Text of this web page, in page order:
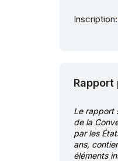
Inscription:
Le rapport
de la
par les
ans,
éléments